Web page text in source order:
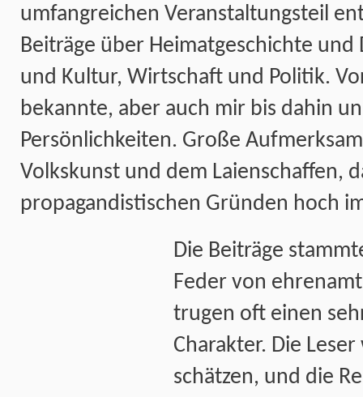
umfangreichen Veranstaltungsteil
Beiträge über Heimatgeschichte und
und Kultur, Wirtschaft und Politik.
bekannte, aber auch mir bis dahin
Persönlichkeiten. Große
Volkskunst und dem Laienschaffen,
propagandistischen Gründen hoch
Die Beiträge
Feder von
trugen oft einen
Charakter. Die
schätzen, und die